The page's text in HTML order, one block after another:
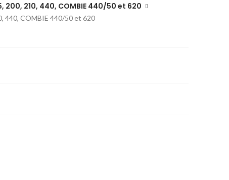
210, 440, COMBIE 440/50 et 620
440, COMBIE 440/50 et 620